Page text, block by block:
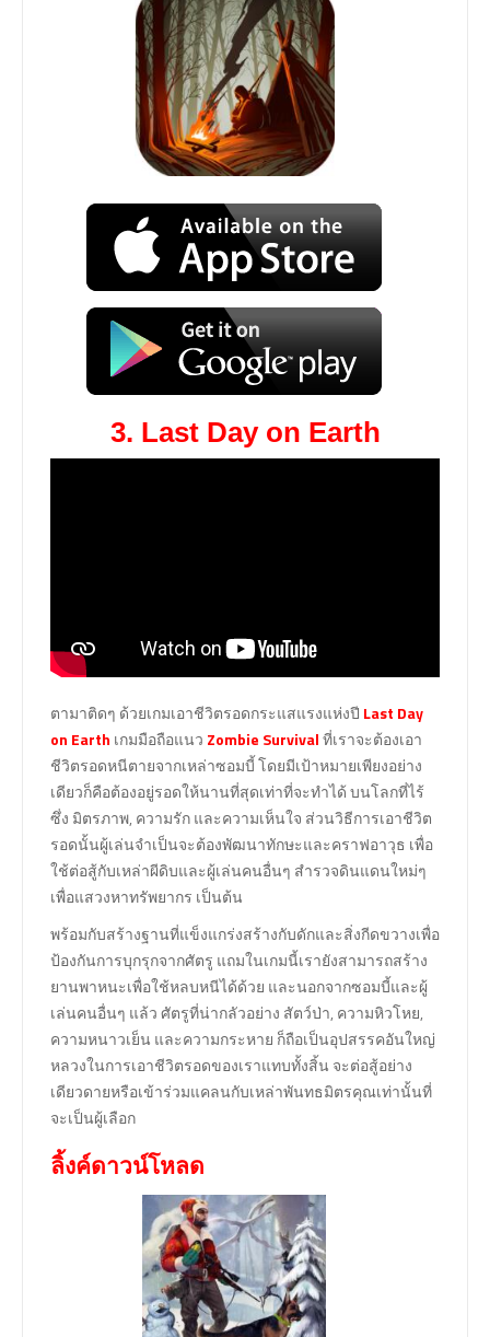
3. Last Day on Earth
ตามาติดๆ ด้วยเกมเอาชีวิตรอดกระแสแรงแห่งปี Last Day
on Earth เกมมือถือแนว Zombie Survivalที่เราจะต้องเอา
ชีวิตรอดหนีตายจากเหล่าซอมบี้ โดยมีเป้าหมายเพียงอย่าง
เดียวก็คือต้องอยู่รอดให้นานที่สุดเท่าที่จะทำได้ บนโลกที่ไร้
ซึ่ง มิตรภาพ, ความรัก และความเห็นใจ ส่วนวิธีการเอาชีวิต
รอดนั้นผู้เล่นจำเป็นจะต้องพัฒนาทักษะและคราฟอาวุธ เพื่อ
ใช้ต่อสู้กับเหล่าผีดิบและผู้เล่นคนอื่นๆ สำรวจดินแดนใหม่ๆ
เพื่อแสวงหาทรัพยากร เป็นต้น
พร้อมกับสร้างฐานที่แข็งแกร่งสร้างกับดักและสิ่งกีดขวางเพื่อ
ป้องกันการบุกรุกจากศัตรู แถมในเกมนี้เรายังสามารถสร้าง
ยานพาหนะเพื่อใช้หลบหนีได้ด้วย และนอกจากซอมบี้และผู้
เล่นคนอื่นๆ แล้ว ศัตรูที่น่ากลัวอย่าง สัตว์ป่า, ความหิวโหย,
ความหนาวเย็น และความกระหาย ก็ถือเป็นอุปสรรคอันใหญ่
หลวงในการเอาชีวิตรอดของเราแทบทั้งสิ้น จะต่อสู้อย่าง
เดียวดายหรือเข้าร่วมแคลนกับเหล่าพันทธมิตรคุณเท่านั้นที่
จะเป็นผู้เลือก
ลิ้งค์ดาวน์โหลด